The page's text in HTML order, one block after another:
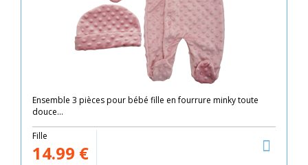
Ensemble 3 pièces pour bébé fille en fourrure minky toute
douce...
Fille
14.99 €